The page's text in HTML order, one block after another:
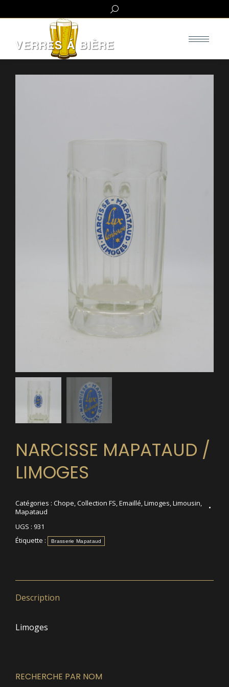
Search:
NARCISSE MAPATAUD /
LIMOGES
Catégories : Chope Collection FS Emaillé Limoges Limousin
Mapataud
UGS : 931
Étiquette :
Brasserie Mapataud
Description
Limoges
RECHERCHE PAR NOM